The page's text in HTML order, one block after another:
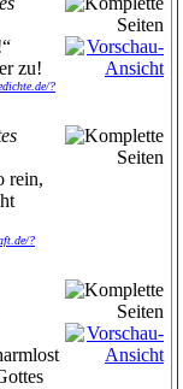
zu!
?
rein,
?